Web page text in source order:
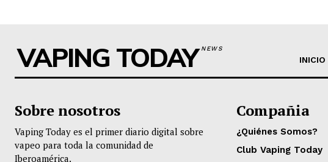
VAPING TODAYNEWS
INICIO
Sobre nosotros
Vaping Today es el primer diario digital sobre
vapeo para toda la comunidad de
Iberoamérica.
Compañia
¿Quiénes Somos?
Club Vaping Today